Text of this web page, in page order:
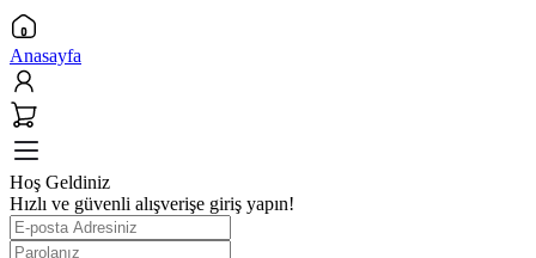
Anasayfa
Hoş Geldiniz
Hızlı ve güvenli alışverişe giriş yapın!